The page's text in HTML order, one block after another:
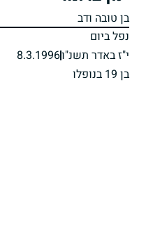
בן טובה ודב
נפל ביום
י"ז באדר תשנ"ו8.3.1996
בן 19 בנופלו